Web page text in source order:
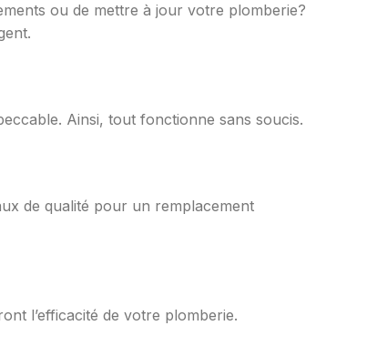
ou de mettre à jour votre plomberie?
Ainsi, tout fonctionne sans soucis.
de qualité pour un remplacement
l’efficacité de votre plomberie.